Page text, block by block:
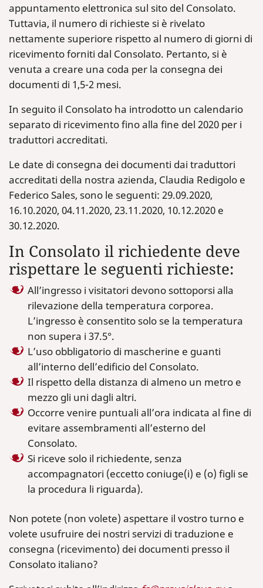
appuntamento elettronica sul sito del Consolato.
Tuttavia, il numero di richieste si è rivelato
nettamente superiore rispetto al numero di giorni di
ricevimento forniti dal Consolato. Pertanto, si è
venuta a creare una coda per la consegna dei
documenti di 1,5-2 mesi.
In seguito il Consolato ha introdotto un calendario
separato di ricevimento fino alla fine del 2020 per i
traduttori accreditati.
Le date di consegna dei documenti dai traduttori
accreditati della nostra azienda, Claudia Redigolo e
Federico Sales, sono le seguenti: 29.09.2020,
16.10.2020, 04.11.2020, 23.11.2020, 10.12.2020 e
30.12.2020.
In Consolato il richiedente deve
rispettare le seguenti richieste:
All’ingresso i visitatori devono sottoporsi alla
rilevazione della temperatura corporea.
L’ingresso è consentito solo se la temperatura
non supera i 37.5°.
L’uso obbligatorio di mascherine e guanti
all’interno dell’edificio del Consolato.
Il rispetto della distanza di almeno un metro e
mezzo gli uni dagli altri.
Occorre venire puntuali all’ora indicata al fine di
evitare assembramenti all’esterno del
Consolato.
Si riceve solo il richiedente, senza
accompagnatori (eccetto coniuge(i) e (o) figli se
la procedura li riguarda).
Non potete (non volete) aspettare il vostro turno e
volete usufruire dei nostri servizi di traduzione e
consegna (ricevimento) dei documenti presso il
Consolato italiano?